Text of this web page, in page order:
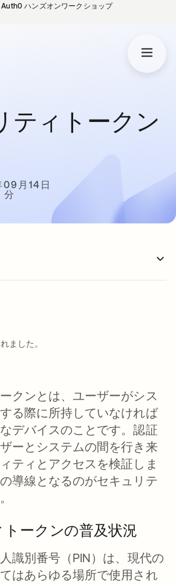
Auth0 ハンズオンワークショップ
ティトークン
月14日
分
ました。
クンとは、ユーザーがシス
る際に所持していなければ
デバイスのことです。認証
ーとシステムの間を行き来
ティとアクセスを検証しま
導線となるのがセキュリテ
ークンの普及状況
識別番号（PIN）は、現代の
はあらゆる場所で使用され